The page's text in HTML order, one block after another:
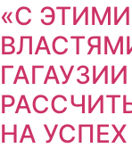
«С ЭТИМИ
ГАГАУЗИИ
НА УСПЕХ